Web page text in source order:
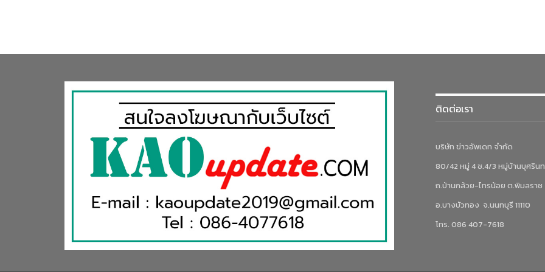
ติดต่อเรา
บริษัท ข่าวอัพเดท จำกัด
80/42 หมู่ 4 ซ.4/3 หมู่บ้านบุศริน
ถ.บ้านกล้วย-ไทรน้อย ต.พิมลราช
อ.บางบัวทอง จ.นนทบุรี 11110
โทร. 086 407-7618